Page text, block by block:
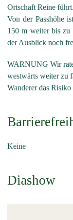
Ortschaft Reine
Von der Passhöhe
150 m weiter bis
der Ausblick noch
WARNUNG Wir
westwärts weiter zu
Wanderer das
Keine
Diashow